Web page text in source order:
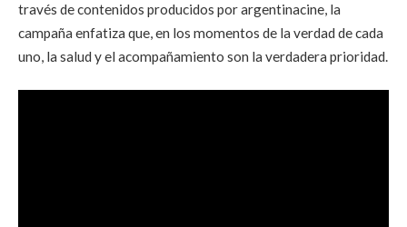
través de contenidos producidos por argentinacine, la
campaña enfatiza que, en los momentos de la verdad de cada
uno, la salud y el acompañamiento son la verdadera prioridad.